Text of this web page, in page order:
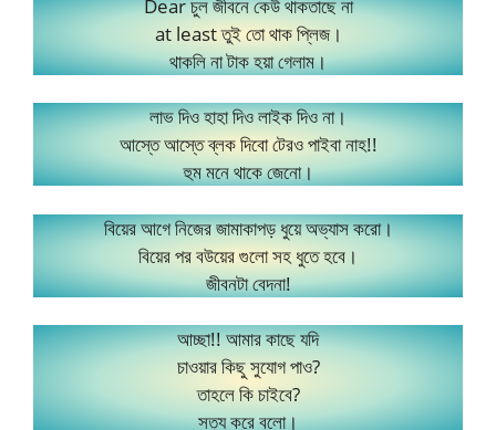
Dear চুল জীবনে কেউ থাকতাছে না
at least তুই তো থাক প্লিজ।
থাকলি না টাক হয়া গেলাম।
লাভ দিও হাহা দিও লাইক দিও না।
আস্তে আস্তে ব্লক দিবো টেরও পাইবা নাহ!!
হুম মনে থাকে জেনো।
বিয়ের আগে নিজের জামাকাপড় ধুয়ে অভ্যাস করো।
বিয়ের পর বউয়ের গুলো সহ ধুতে হবে।
জীবনটা বেদনা!
আচ্ছা!! আমার কাছে যদি
চাওয়ার কিছু সুযোগ পাও?
তাহলে কি চাইবে?
সত্য করে বলো।